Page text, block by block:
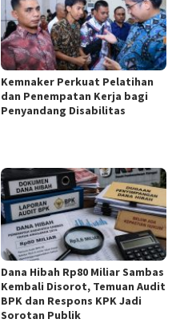
Kemnaker Perkuat Pelatihan
dan Penempatan Kerja bagi
Penyandang Disabilitas
Dana Hibah Rp80 Miliar Sambas
Kembali Disorot, Temuan Audit
BPK dan Respons KPK Jadi
Sorotan Publik